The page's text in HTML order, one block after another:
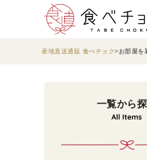
産地直送通販 食べチョク お部屋を
一覧から